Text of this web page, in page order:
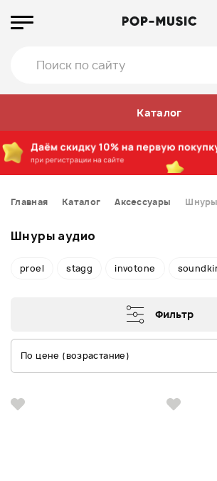
Каталог
Главная Каталог Аксессуары
Шнуры аудио
proel stagg invotone
Фильтр
По цене (возрастание)